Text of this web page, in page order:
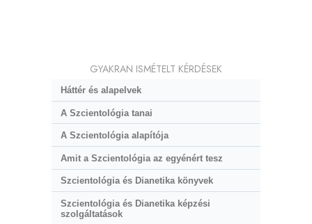
GYAKRAN ISMÉTELT KÉRDÉSEK
Háttér és alapelvek
A Szcientológia tanai
A Szcientológia alapítója
Amit a Szcientológia az egyénért tesz
Szcientológia és Dianetika könyvek
Szcientológia és Dianetika képzési
szolgáltatások